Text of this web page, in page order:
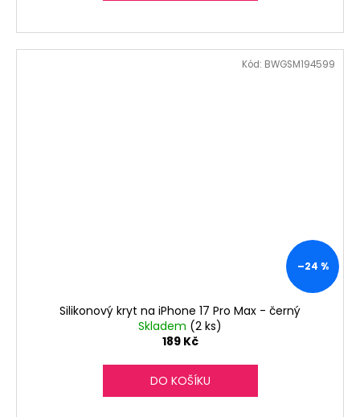
–24 %
Silikonový kryt na iPhone 17 Pro Max - černý
Skladem (2 ks)
189 Kč
DO KOŠÍKU
Kód: BWGSM194599